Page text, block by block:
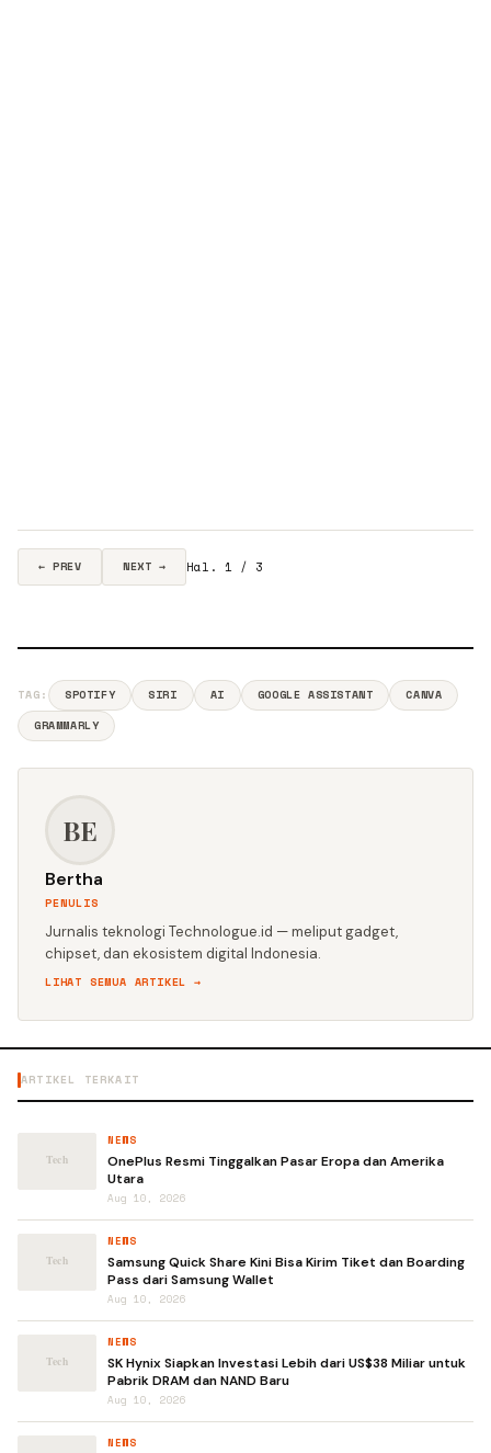
← PREV NEXT → Hal. 1 / 3
TAG: SPOTIFY SIRI AI GOOGLE ASSISTANT
CANVA
GRAMMARLY
BE
Bertha
PENULIS
Jurnalis teknologi Technologue.id — meliput gadget,
chipset, dan ekosistem digital Indonesia.
LIHAT SEMUA ARTIKEL →
ARTIKEL TERKAIT
NEWS
OnePlus Resmi Tinggalkan Pasar Eropa dan Amerika
Utara
Aug 10, 2026
NEWS
Samsung Quick Share Kini Bisa Kirim Tiket dan Boarding
Pass dari Samsung Wallet
Aug 10, 2026
NEWS
SK Hynix Siapkan Investasi Lebih dari US$38 Miliar untuk
Pabrik DRAM dan NAND Baru
Aug 10, 2026
NEWS